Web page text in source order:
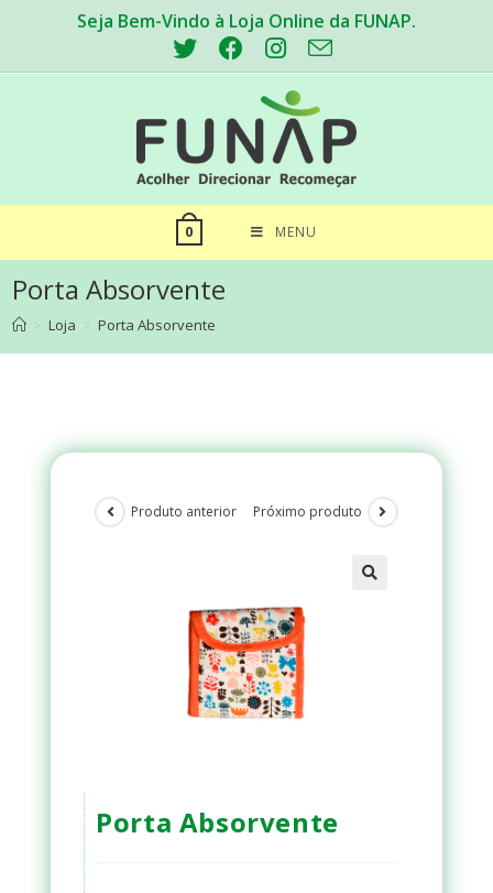
Seja Bem-Vindo à Loja Online da FUNAP.
0 MENU
Porta Absorvente
> Loja > Porta Absorvente
Produto anterior Próximo produto
Porta Absorvente